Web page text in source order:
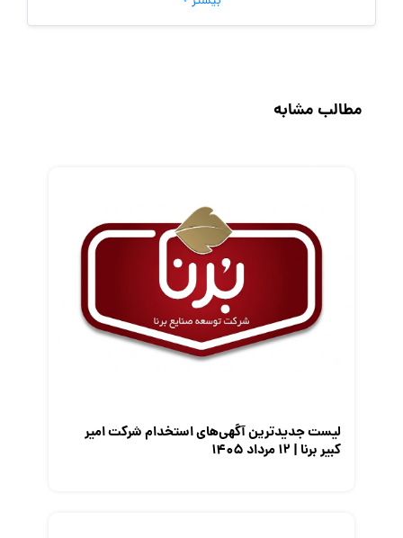
به‌روزرسانی‌های سایت (کارجویی)
رزومه
گزارش‌های آماری
معرفی متخصصان منابع انسانی
مطالب مشابه
لیست جدیدترین آگهی‌های استخدام شرکت امیر
کبیر برنا | ۱۲ مرداد ۱۴۰۵